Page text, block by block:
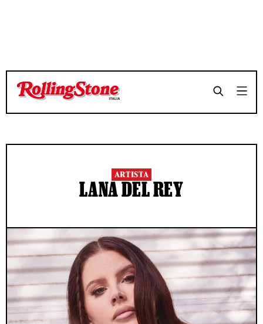
ARTISTA
LANA DEL REY